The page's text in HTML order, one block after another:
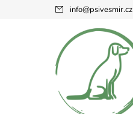
info@psivesmir.cz